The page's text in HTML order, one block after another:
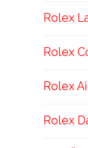
Rolex
Rolex
Rolex
Rolex